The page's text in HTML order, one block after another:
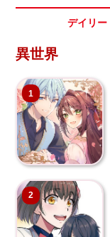
デイリー
異世界
1
2